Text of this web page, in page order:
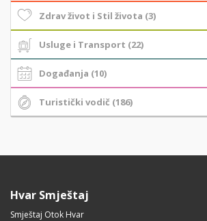
Zdrav život i Stil života (3)
Usluge i Transport (22)
Događanja (10)
Turistički vodič (186)
Hvar Smještaj
Smještaj Otok Hvar